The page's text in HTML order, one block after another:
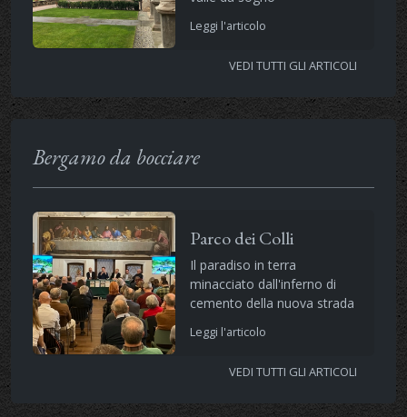
Leggi l'articolo
VEDI TUTTI GLI ARTICOLI
Bergamo da bocciare
Parco dei Colli
Il paradiso in terra
minacciato dall'inferno di
cemento della nuova strada
Leggi l'articolo
VEDI TUTTI GLI ARTICOLI